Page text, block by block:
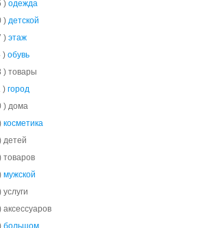
)одежда
)детской
)этаж
)обувь
) товары
)город
) дома
косметика
детей
товаров
мужской
аксессуаров
большом